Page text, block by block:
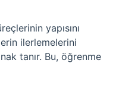
yapısını
ilerlemelerini
tanır. Bu, öğrenme